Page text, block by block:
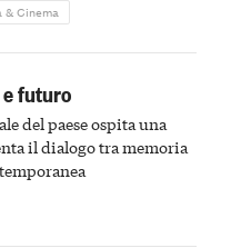
Cinema
futuro
del paese ospita una
il dialogo tra memoria